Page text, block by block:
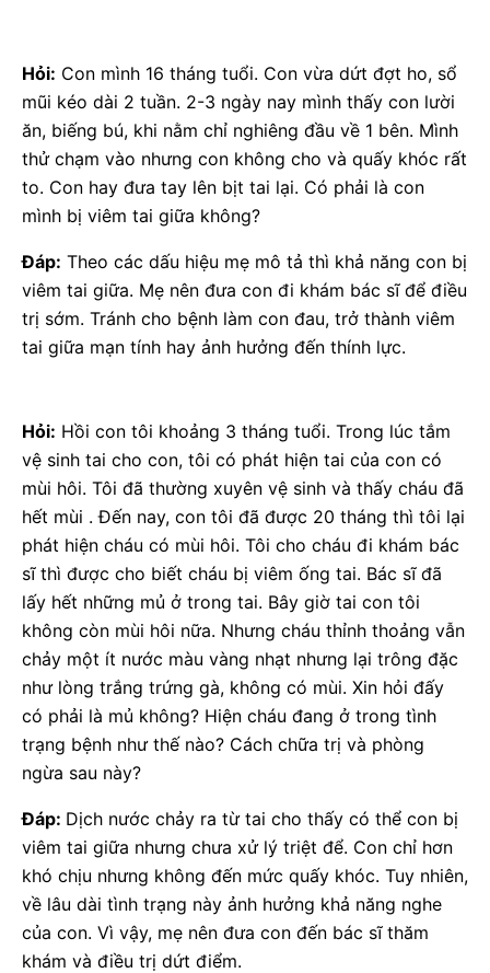
Hỏi: Con mình 16 tháng tuổi. Con vừa dứt đợt ho, sổ
mũi kéo dài 2 tuần. 2-3 ngày nay mình thấy con lười
ăn, biếng bú, khi nằm chỉ nghiêng đầu về 1 bên. Mình
thử chạm vào nhưng con không cho và quấy khóc rất
to. Con hay đưa tay lên bịt tai lại. Có phải là con
mình bị viêm tai giữa không?
Đáp: Theo các dấu hiệu mẹ mô tả thì khả năng con bị
viêm tai giữa. Mẹ nên đưa con đi khám bác sĩ để điều
trị sớm. Tránh cho bệnh làm con đau, trở thành viêm
tai giữa mạn tính hay ảnh hưởng đến thính lực.
Hỏi: Hồi con tôi khoảng 3 tháng tuổi. Trong lúc tắm
vệ sinh tai cho con, tôi có phát hiện tai của con có
mùi hôi. Tôi đã thường xuyên vệ sinh và thấy cháu đã
hết mùi . Đến nay, con tôi đã được 20 tháng thì tôi lại
phát hiện cháu có mùi hôi. Tôi cho cháu đi khám bác
sĩ thì được cho biết cháu bị viêm ống tai. Bác sĩ đã
lấy hết những mủ ở trong tai. Bây giờ tai con tôi
không còn mùi hôi nữa. Nhưng cháu thỉnh thoảng vẫn
chảy một ít nước màu vàng nhạt nhưng lại trông đặc
như lòng trắng trứng gà, không có mùi. Xin hỏi đấy
có phải là mủ không? Hiện cháu đang ở trong tình
trạng bệnh như thế nào? Cách chữa trị và phòng
ngừa sau này?
Đáp: Dịch nước chảy ra từ tai cho thấy có thể con bị
viêm tai giữa nhưng chưa xử lý triệt để. Con chỉ hơn
khó chịu nhưng không đến mức quấy khóc. Tuy nhiên,
về lâu dài tình trạng này ảnh hưởng khả năng nghe
của con. Vì vậy, mẹ nên đưa con đến bác sĩ thăm
khám và điều trị dứt điểm.